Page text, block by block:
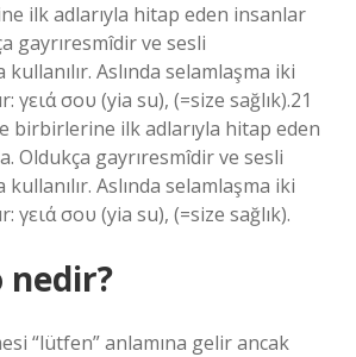
ilk adlarıyla hitap eden insanlar
gayrıresmîdir ve sesli
Aslında selamlaşma iki
γειά σου (yia su), (=size sağlık).21
birbirlerine ilk adlarıyla hitap eden
Oldukça gayrıresmîdir ve sesli
Aslında selamlaşma iki
γειά σου (yia su), (=size sağlık).
nedir?
“lütfen” anlamına gelir ancak